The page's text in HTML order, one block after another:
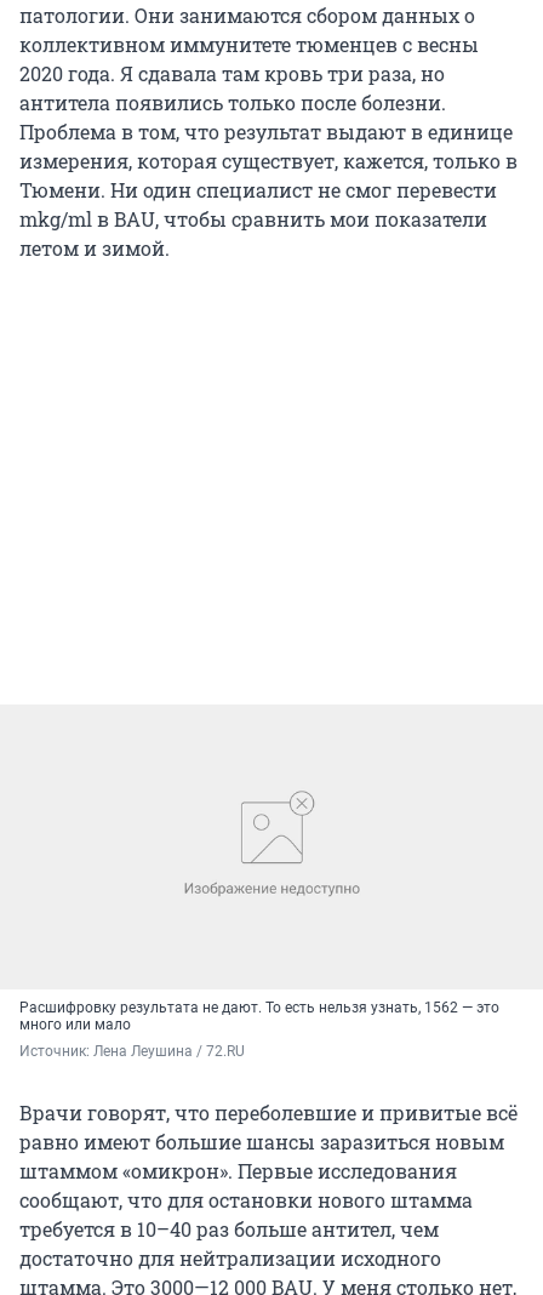
патологии. Они занимаются сбором данных о
коллективном иммунитете тюменцев с весны
2020 года. Я сдавала там кровь три раза, но
антитела появились только после болезни.
Проблема в том, что результат выдают в единице
измерения, которая существует, кажется, только в
Тюмени. Ни один специалист не смог перевести
mkg/ml в BAU, чтобы сравнить мои показатели
летом и зимой.
Расшифровку результата не дают. То есть нельзя узнать, 1562 — это
много или мало
Источник: Лена Леушина / 72.RU
Врачи говорят, что переболевшие и привитые всё
равно имеют большие шансы заразиться новым
штаммом «омикрон». Первые исследования
сообщают, что для остановки нового штамма
требуется в 10–40 раз больше антител, чем
достаточно для нейтрализации исходного
штамма. Это 3000—12 000 BAU. У меня столько нет,